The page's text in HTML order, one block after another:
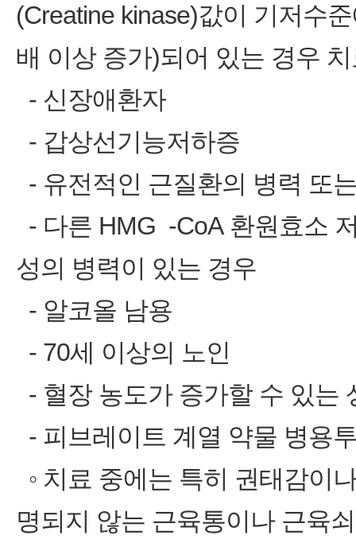
(Creatine kinase)값이 기저수
배 이상 증가)되어 있는 경우
‑ 신장애환자
‑ 갑상선기능저하증
‑ 유전적인 근질환의 병력 또
‑ 다른 HMG ‑CoA 환원효소
성의 병력이 있는 경우
‑ 알코올 남용
‑ 70세 이상의 노인
‑ 혈장 농도가 증가할 수 있는
‑ 피브레이트 계열 약물 병용
◦ 치료 중에는 특히 권태감이
명되지 않는 근육통이나 근육